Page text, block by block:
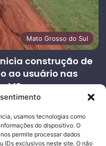
usamos tecnologias como
do dispositivo. O
permite processar dados
IDs exclusivos neste site. O não
Mato Grosso do Sul
construção de
ao usuário nas
MS
Próxima
página